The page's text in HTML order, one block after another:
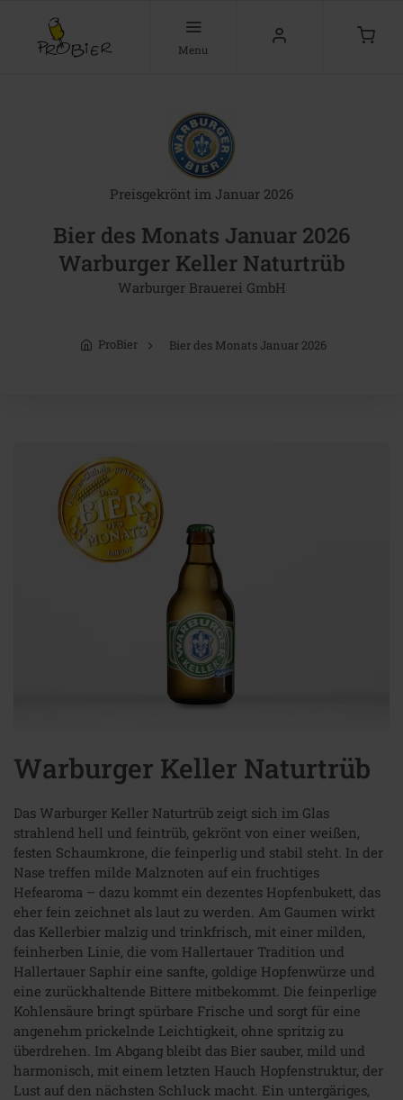
Menu
Preisgekrönt im Januar 2026
Bier des Monats Januar 2026
Warburger Keller Naturtrüb
Warburger Brauerei GmbH
ProBier Bier des Monats Januar 2026
Warburger Keller Naturtrüb
Das Warburger Keller Naturtrüb zeigt sich im Glas
strahlend hell und feintrüb, gekrönt von einer weißen,
festen Schaumkrone, die feinperlig und stabil steht. In der
Nase treffen milde Malznoten auf ein fruchtiges
Hefearoma – dazu kommt ein dezentes Hopfenbukett, das
eher fein zeichnet als laut zu werden. Am Gaumen wirkt
das Kellerbier malzig und trinkfrisch, mit einer milden,
feinherben Linie, die vom Hallertauer Tradition und
Hallertauer Saphir eine sanfte, goldige Hopfenwürze und
eine zurückhaltende Bittere mitbekommt. Die feinperlige
Kohlensäure bringt spürbare Frische und sorgt für eine
angenehm prickelnde Leichtigkeit, ohne spritzig zu
überdrehen. Im Abgang bleibt das Bier sauber, mild und
harmonisch, mit einem letzten Hauch Hopfenstruktur, der
Lust auf den nächsten Schluck macht. Ein untergäriges,